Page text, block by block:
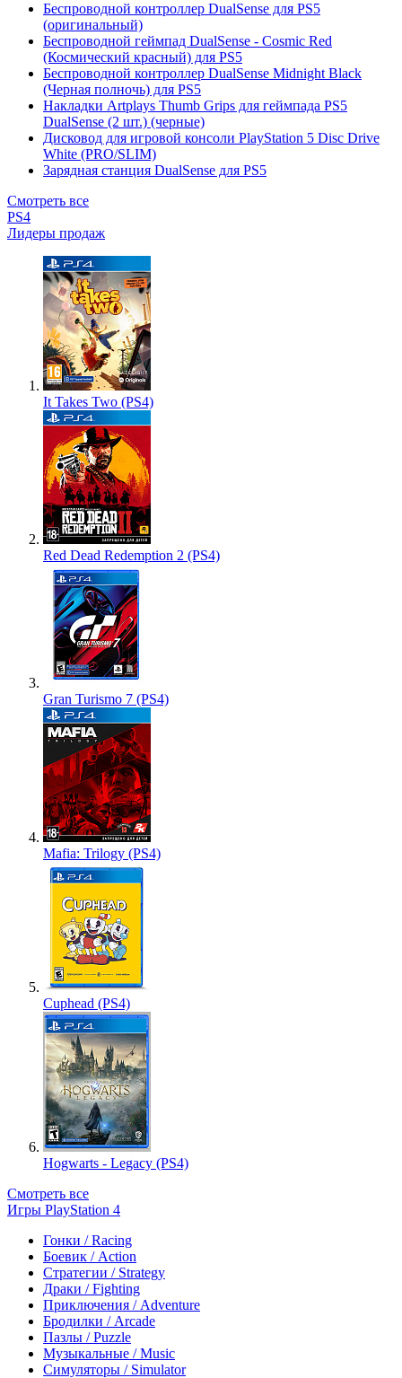
Беспроводной контроллер DualSense для PS5
(оригинальный)
Беспроводной геймпад DualSense - Cosmic Red
(Космический красный) для PS5
Беспроводной контроллер DualSense Midnight Black
(Черная полночь) для PS5
Накладки Artplays Thumb Grips для геймпада PS5
DualSense (2 шт.) (черные)
Дисковод для игровой консоли PlayStation 5 Disc Drive
White (PRO/SLIM)
Зарядная станция DualSense для PS5
Смотреть все
PS4
Лидеры продаж
It Takes Two (PS4)
Red Dead Redemption 2 (PS4)
Gran Turismo 7 (PS4)
Mafia: Trilogy (PS4)
Cuphead (PS4)
Hogwarts - Legacy (PS4)
Смотреть все
Игры PlayStation 4
Гонки / Racing
Боевик / Action
Стратегии / Strategy
Драки / Fighting
Приключения / Adventure
Бродилки / Arcade
Пазлы / Puzzle
Музыкальные / Music
Симуляторы / Simulator